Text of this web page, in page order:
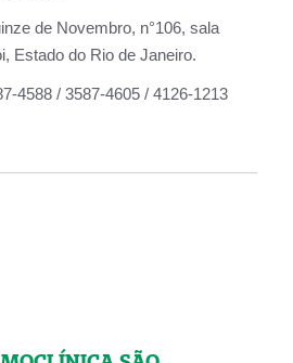
de Novembro, n°106, sala
Estado do Rio de Janeiro.
4588 / 3587-4605 / 4126-1213